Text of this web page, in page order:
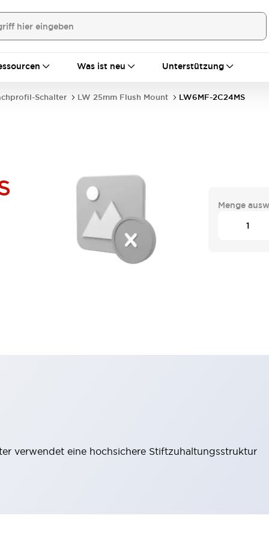
Was ist neu Unterstützung
Schalter LW 25mm Flush Mount LW6MF-2C24MS
Menge
verwendet eine hochsichere Stiftzuhaltungsstruktur